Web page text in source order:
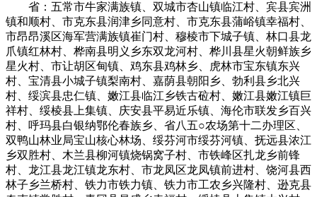
省：五常市牛家满族镇、双城市杏山镇临江村、宾县宾洲
镇和顺村、市克东县润津乡同意村、市克东县蒲峪镇幸福村、
市昂昂溪区海军营满族镇崔门村、穆棱市下城子镇、林口县龙
爪镇红林村、桦南县明义乡东双龙河村、桦川县星火朝鲜族乡
星火村、市让胡区甸镇、鸡东县鸡林乡、虎林市宝东镇东兴
村、宝清县小城子镇梨南村、嘉荫县朝阳乡、勃利县乡北兴
村、绥滨县忠仁镇、嫩江县临江乡铁古砬村、嫩江县嫩江镇巨
祥村、绥棱县上集镇、庆安县平易近乐镇、海伦市联发乡百兴
村、呼玛县白银纳鄂伦春族乡、省八五○农场第十二办理区、
双鸭山林业局宝山核心林场、绥芬河市绥芬河镇、抚远县浓江
乡双胜村、木兰县柳河镇烧锅窝子村、市铁峰区扎龙乡前锋
村、龙江县龙江镇龙东村、市龙凤区龙凤镇前进村、饶河县西
林子乡兰桥村、铁力市铁力镇、铁力市工农乡兴隆村、逊克县